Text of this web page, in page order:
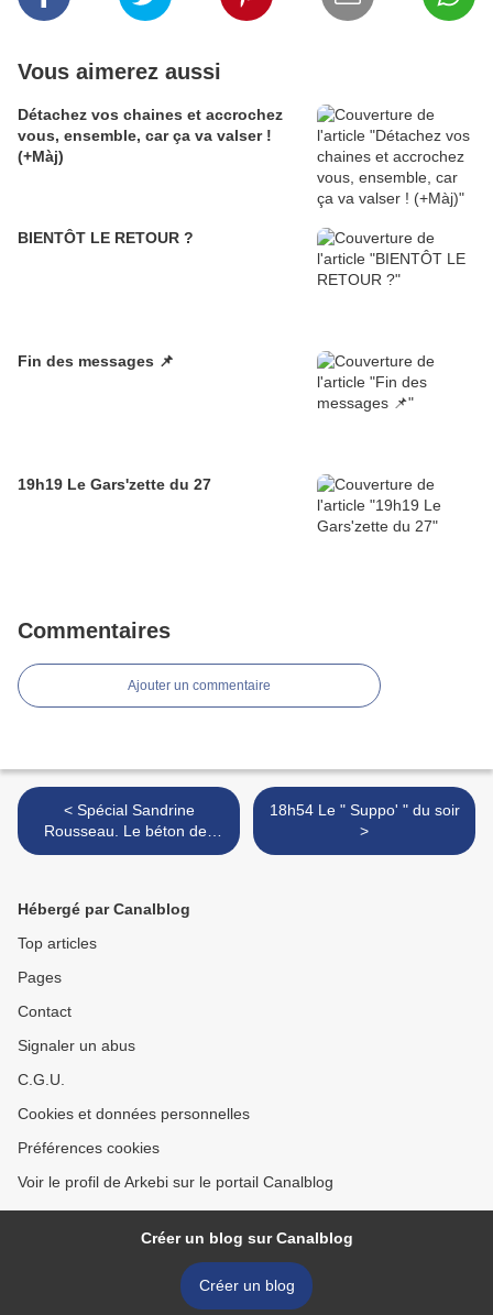
Vous aimerez aussi
Détachez vos chaines et accrochez
vous, ensemble, car ça va valser !
(+Màj)
BIENTÔT LE RETOUR ?
Fin des messages 📌
19h19 Le Gars'zette du 27
Commentaires
Ajouter un commentaire
< Spécial Sandrine
Rousseau. Le béton des
centrales nucléaires se
extrêmes
18h54 Le " Suppo' " du soir
>
Hébergé par Canalblog
Top articles
Pages
Contact
Signaler un abus
C.G.U.
Cookies et données personnelles
Préférences cookies
Voir le profil de Arkebi sur le portail Canalblog
Créer un blog sur Canalblog
Créer un blog